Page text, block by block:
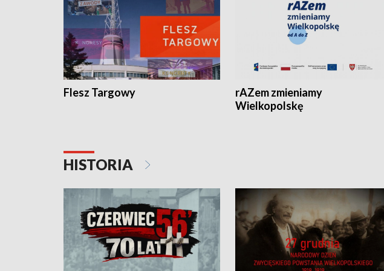
Flesz Targowy
rAZem zmieniamy
Wielkopolskę
HISTORIA